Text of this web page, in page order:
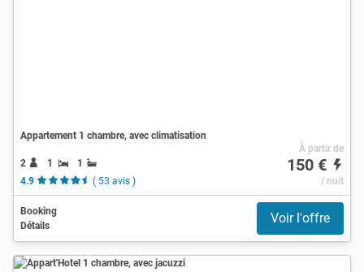
Appartement 1 chambre, avec climatisation
2 1
1
4.9
( 53 avis )
À partir de
150 €
/ nuit
Booking
Détails
Voir l'offre